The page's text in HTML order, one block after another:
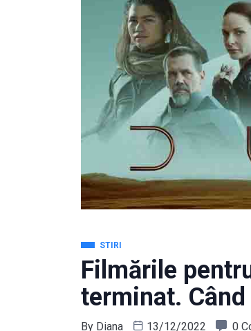
STIRI
Filmările
terminat. Când
By Diana 13/12/2022 0